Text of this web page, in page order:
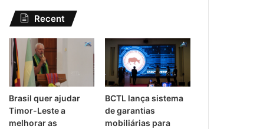
Recent
Brasil quer ajudar
Timor-Leste a
melhorar as
BCTL lança sistema
de garantias
mobiliárias para